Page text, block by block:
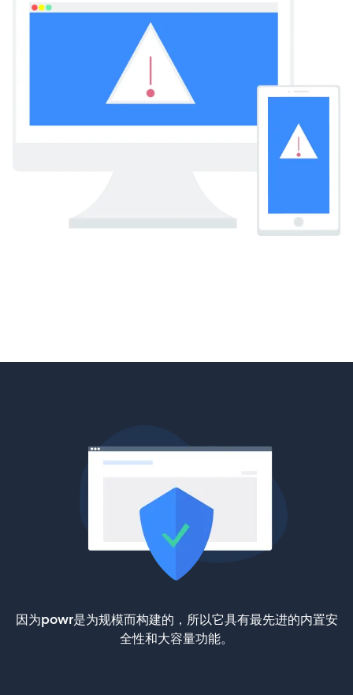
因为powr是为规模而构建的，所以它具有最先进的内置安
全性和大容量功能。